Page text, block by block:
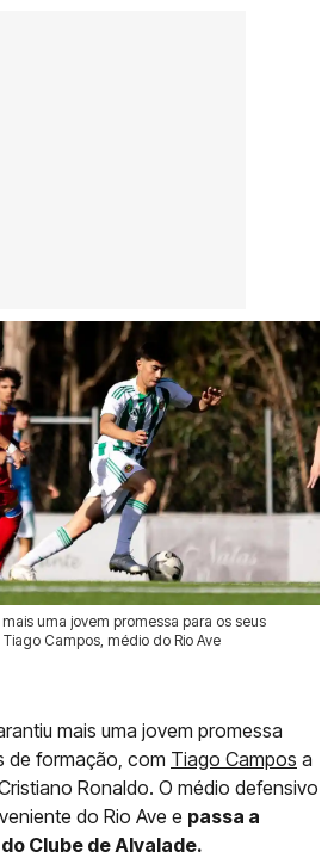
uma jovem promessa para os seus
Campos, médio do Rio Ave
mais uma jovem promessa
de formação, com Tiago Campos a
Ronaldo. O médio defensivo
do Rio Ave e passa a
Clube de Alvalade.